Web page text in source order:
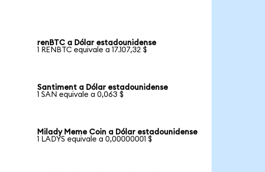
renBTC a Dólar estadounidense
1 RENBTC equivale a 17.107,32 $
Santiment a Dólar estadounidense
1 SAN equivale a 0,063 $
Milady Meme Coin a Dólar estadounidense
1 LADYS equivale a 0,00000001 $